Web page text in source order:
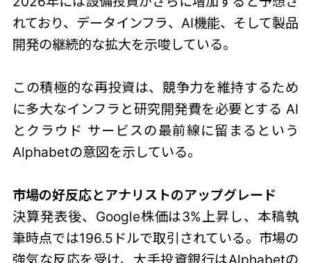
れており、データインフラ、AI機能、そして製品
開発の継続的な拡大を示唆している。
この積極的な再投資は、競争力を維持するため
に多大なインフラと研究開発費を必要とする AI
とクラウド サービスの最前線に留まるという
Alphabetの意図を示している。
市場の好反応とアナリストのアップグレード
決算発表後、Google株価は3%上昇し、本稿執
筆時点では196.5ドルで取引されている。市場の
強気な反応を受け、大手投資銀行はAlphabetの